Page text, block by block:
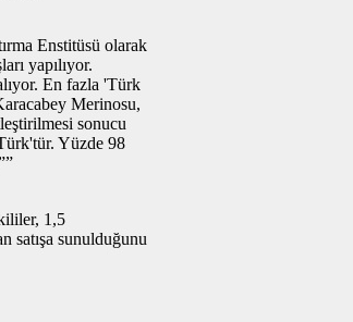
Enstitüsü olarak
yapılıyor.
En fazla 'Türk
Merinosu,
sonucu
Yüzde 98
1,5
satışa sunulduğunu